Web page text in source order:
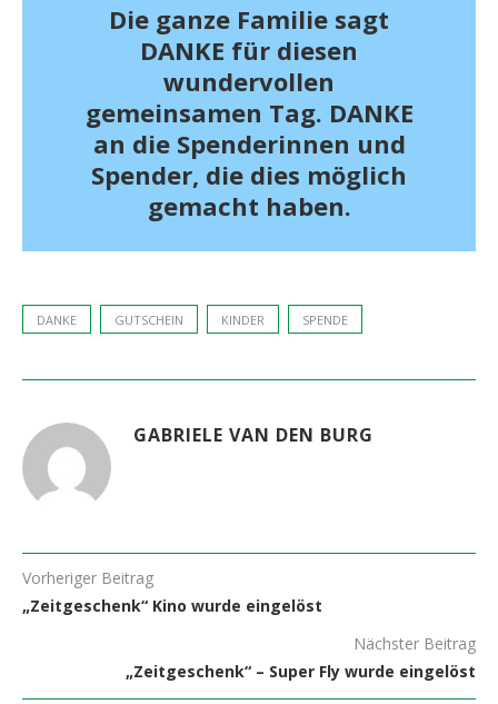
Die ganze Familie sagt
DANKE für diesen
wundervollen
gemeinsamen Tag. DANKE
an die Spenderinnen und
Spender, die dies möglich
gemacht haben.
DANKE GUTSCHEIN KINDER SPENDE
GABRIELE VAN DEN BURG
Vorheriger Beitrag
„Zeitgeschenk“ Kino wurde eingelöst
Nächster Beitrag
„Zeitgeschenk“ – Super Fly wurde eingelöst